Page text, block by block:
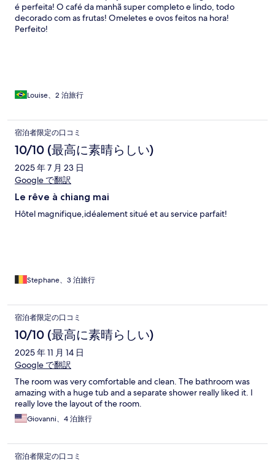
é perfeita! O café da manhã super completo e lindo, todo
decorado com as frutas! Omeletes e ovos feitos na hora!
Perfeito!
Louise、2 泊旅行
宿泊者限定の口コミ
10/10 (最高に素晴らしい)
2025 年 7 月 23 日
Google で翻訳
Le rêve à chiang mai
Hôtel magnifique,idéalement situé et au service parfait!
Stephane、3 泊旅行
宿泊者限定の口コミ
10/10 (最高に素晴らしい)
2025 年 11 月 14 日
Google で翻訳
The room was very comfortable and clean. The bathroom was
amazing with a huge tub and a separate shower really liked it. I
really love the layout of the room.
Giovanni、4 泊旅行
宿泊者限定の口コミ